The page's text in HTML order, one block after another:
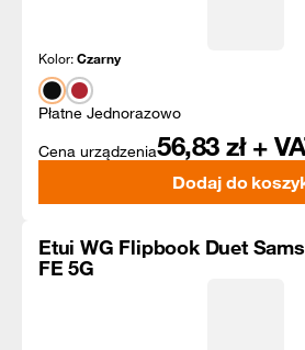
Kolor:Czarny
Płatne Jednorazowo
Cena urządzenia56,83 zł +
Dodaj do
Etui WG Flipbook Duet
FE 5G